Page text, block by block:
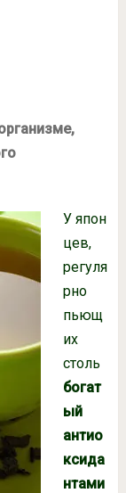
У япон
цев,
регуля
рно
пьющ
их
столь
богат
ый
антио
ксида
нтами